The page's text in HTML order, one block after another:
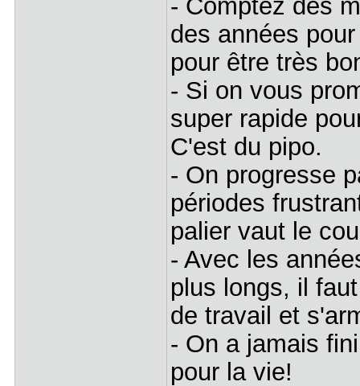
- Comptez des
des années
pour être très
- Si on vous
super rapide
C'est du pipo.
- On progresse
périodes
palier vaut le
- Avec les
plus longs, il
de travail et
- On a jamais
pour la vie!